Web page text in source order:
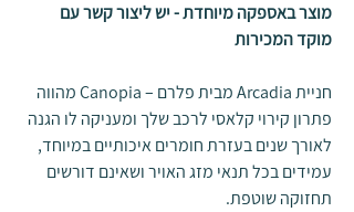
מוצר באספקה מיוחדת - יש ליצור קשר עם
מוקד המכירות
חניית Arcadia מבית פלרם – Canopia מהווה
פתרון קירוי קלאסי לרכב שלך ומעניקה לו הגנה
לאורך שנים בעזרת חומרים איכותיים במיוחד,
עמידים בכל תנאי מזג האויר ושאינם דורשים
תחזוקה שוטפת.